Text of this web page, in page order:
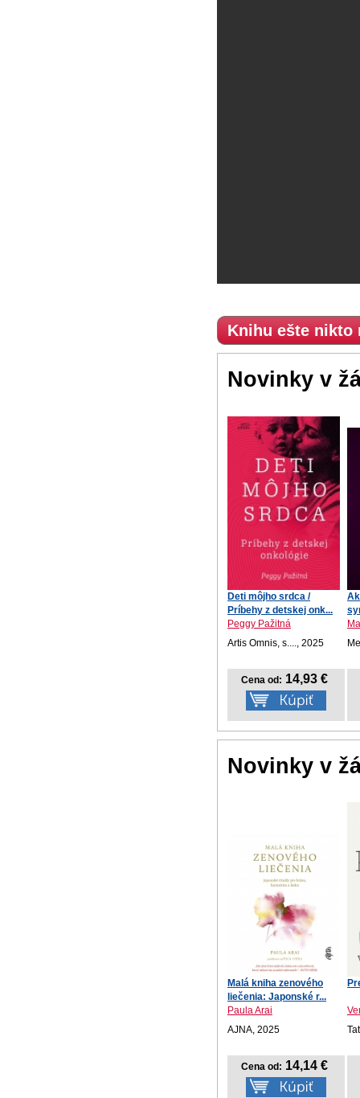
Knihu ešte nikto
Novinky v
Deti môjho srdca /
Príbehy z detskej onk...
Peggy Pažitná
Artis Omnis, s...., 2025
Cena od: 14,93 €
Novinky v
Malá kniha zenového
liečenia: Japonské r...
Paula Arai
AJNA, 2025
Cena od: 14,14 €